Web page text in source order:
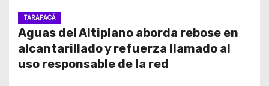
TARAPACÁ
Aguas del Altiplano aborda rebose en
alcantarillado y refuerza llamado al
uso responsable de la red